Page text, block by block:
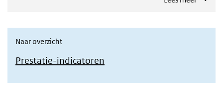
Naar overzicht
Prestatie-indicatoren